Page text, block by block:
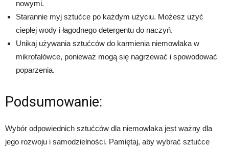
nowymi.
Starannie myj sztućce po każdym użyciu. Możesz użyć
ciepłej wody i łagodnego detergentu do naczyń.
Unikaj używania sztućców do karmienia niemowlaka w
mikrofalówce, ponieważ mogą się nagrzewać i spowodować
poparzenia.
Podsumowanie:
Wybór odpowiednich sztućców dla niemowlaka jest ważny dla
jego rozwoju i samodzielności. Pamiętaj, aby wybrać sztućce